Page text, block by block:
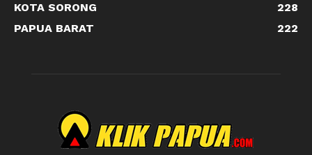
KOTA SORONG
228
PAPUA BARAT
222